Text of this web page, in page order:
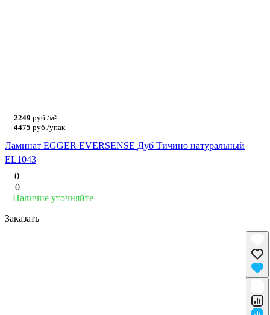
2249 руб./м²
4475 руб./упак
Ламинат EGGER EVERSENSE Дуб Тичино натуральный
EL1043
0
0
Наличие уточняйте
Заказать